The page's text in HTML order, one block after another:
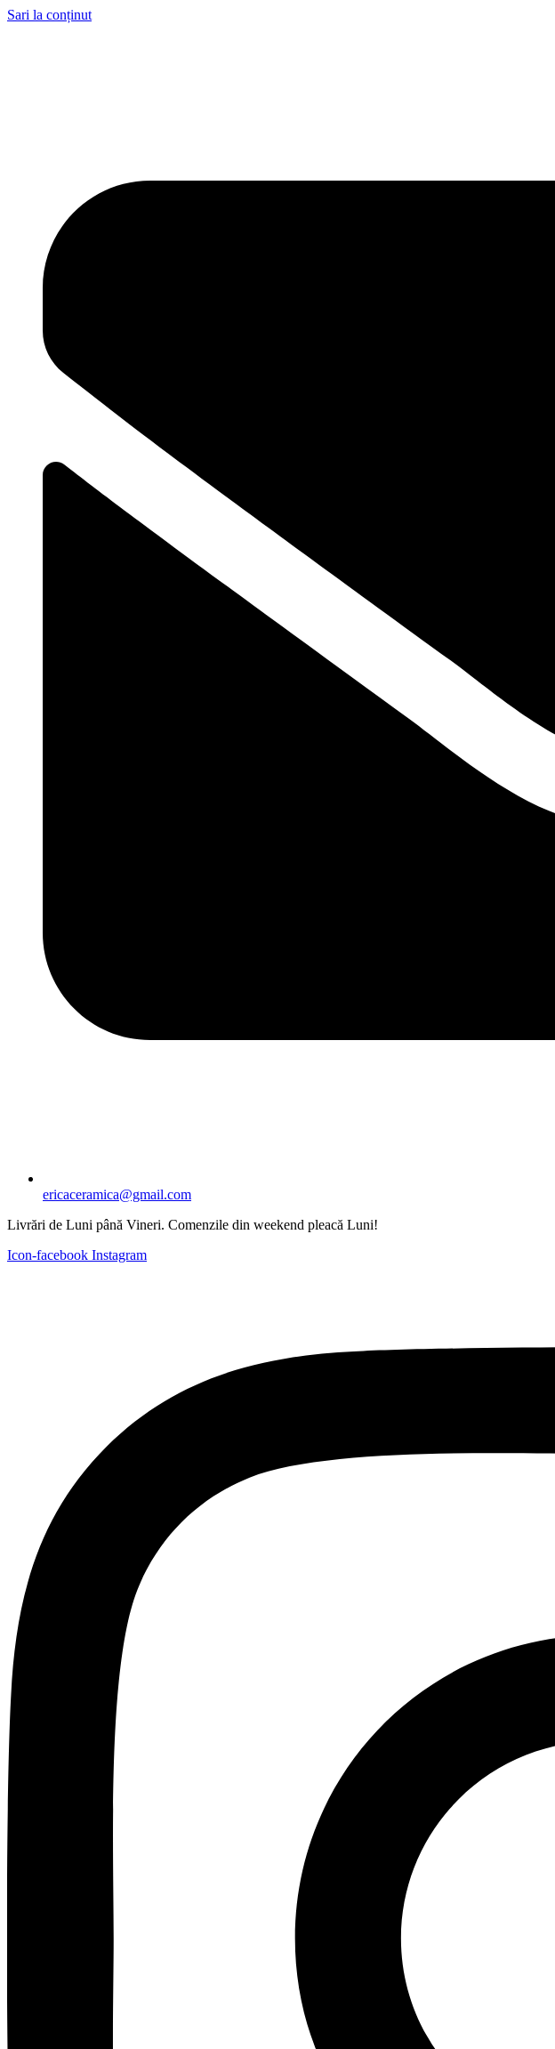
Sari la conținut
ericaceramica@gmail.com
Livrări de Luni până Vineri. Comenzile din weekend pleacă Luni!
Icon-facebook Instagram